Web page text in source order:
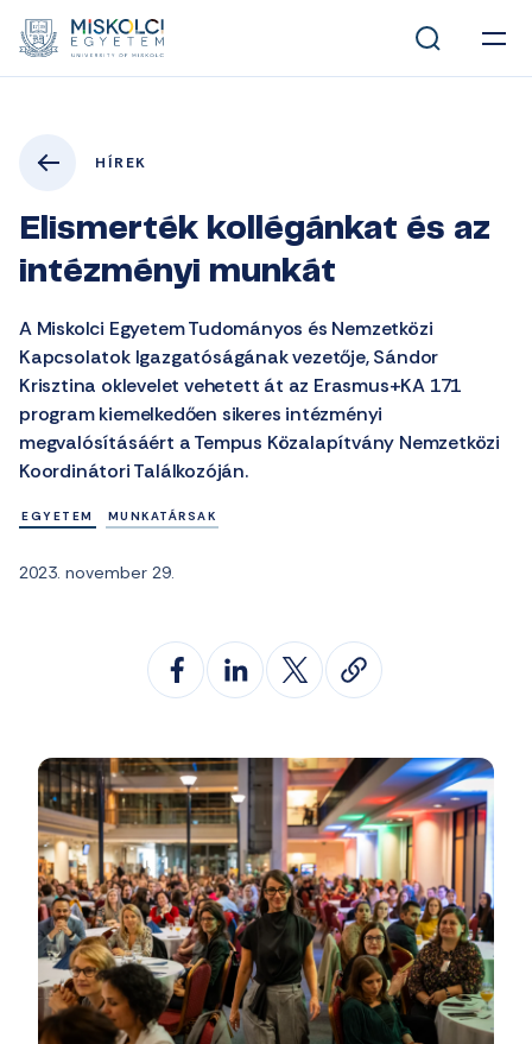
HÍREK
Elismerték kollégánkat és az
intézményi munkát
A Miskolci Egyetem Tudományos és Nemzetközi
Kapcsolatok Igazgatóságának vezetője, Sándor
Krisztina oklevelet vehetett át az Erasmus+KA 171
program kiemelkedően sikeres intézményi
megvalósításáért a Tempus Közalapítvány Nemzetközi
Koordinátori Találkozóján.
EGYETEM MUNKATÁRSAK
2023. november 29.